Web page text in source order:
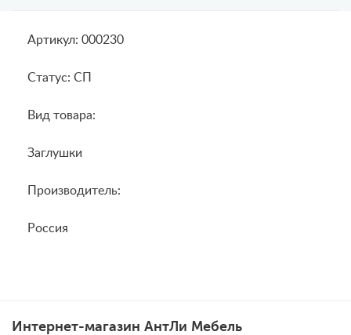
Артикул: 000230
Статус: СП
Вид товара:
Заглушки
Производитель:
Россия
Интернет-магазин АнтЛи Мебель